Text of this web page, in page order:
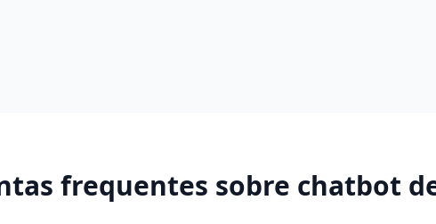
frequentes sobre chatbot